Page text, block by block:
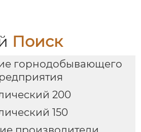
Поиск
горнодобывающего
200
150